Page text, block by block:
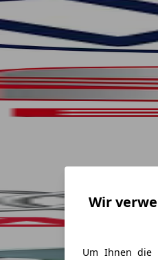
Wir
Um Ihnen die